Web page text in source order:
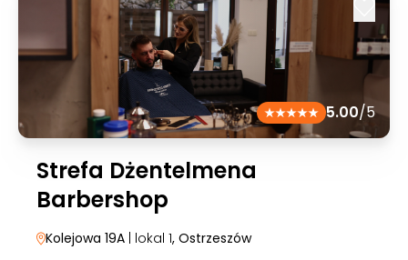
5.00/5
Strefa Dżentelmena
Barbershop
Kolejowa 19A | lokal 1, Ostrzeszów